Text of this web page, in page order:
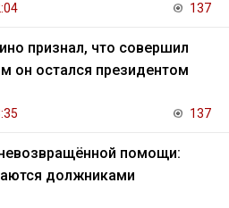
137
признал, что совершил
он остался президентом
137
помощи:
должниками